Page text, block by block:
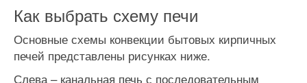
Как выбрать схему печи
Основные схемы конвекции бытовых кирпичных
печей представлены рисунках ниже.
Слева – канальная печь с последовательным